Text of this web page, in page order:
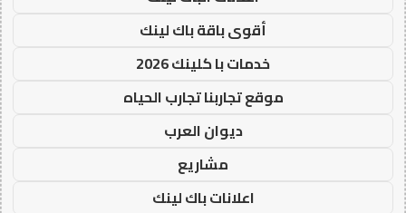
أقوى باقة باك لينك
خدمات با كلينك 2026
موقع تجاربنا تجارب الحياه
ديوان العرب
مشاريع
اعلانات باك لينك